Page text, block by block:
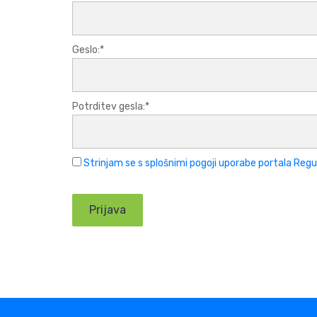
Geslo:*
Potrditev gesla:*
Strinjam se s splošnimi pogoji uporabe portala